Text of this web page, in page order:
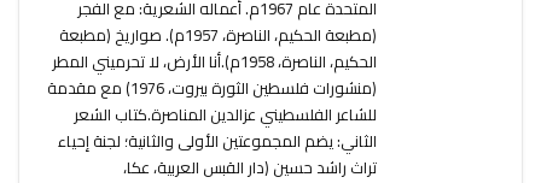
المتحدة عام 1967م. أعماله الشعرية: مع الفجر
(مطبعة الحكيم، الناصرة، 1957م). صواريخ (مطبعة
الحكيم، الناصرة، 1958م).أنا الأرض، لا تحرميني المطر
(منشورات فلسطين الثورة بيروت، 1976) مع مقدمة
للشاعر الفلسطيني عزالدين المناصرة.كتاب الشعر
الثاني: يضم المجموعتين الأولى والثانية؛ لجنة إحياء
تراث راشد حسين (دار القبس العربية، عكا،